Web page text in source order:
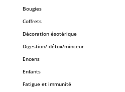
Bougies
Coffrets
Décoration ésotérique
Digestion/ détox/minceur
Encens
Enfants
Fatigue et immunité